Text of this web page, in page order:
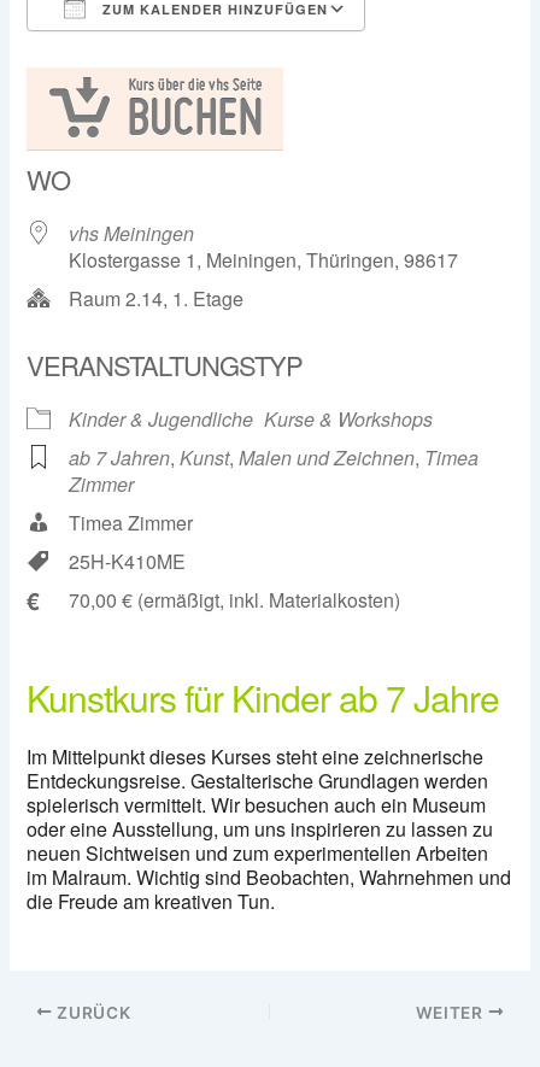
ZUM KALENDER HINZUFÜGEN
WO
vhs Meiningen
Klostergasse 1, Meiningen, Thüringen, 98617
Raum 2.14, 1. Etage
VERANSTALTUNGSTYP
Kinder & Jugendliche Kurse & Workshops
ab 7 Jahren,Kunst,Malen und Zeichnen, Timea
Zimmer
Timea Zimmer
25H-K410ME
€ 70,00 € (ermäßigt, inkl. Materialkosten)
Kunstkurs für Kinder ab 7 Jahre
Im Mittelpunkt dieses Kurses steht eine zeichnerische
Entdeckungsreise. Gestalterische Grundlagen werden
spielerisch vermittelt. Wir besuchen auch ein Museum
oder eine Ausstellung, um uns inspirieren zu lassen zu
neuen Sichtweisen und zum experimentellen Arbeiten
im Malraum. Wichtig sind Beobachten, Wahrnehmen und
die Freude am kreativen Tun.
ZURÜCK WEITER